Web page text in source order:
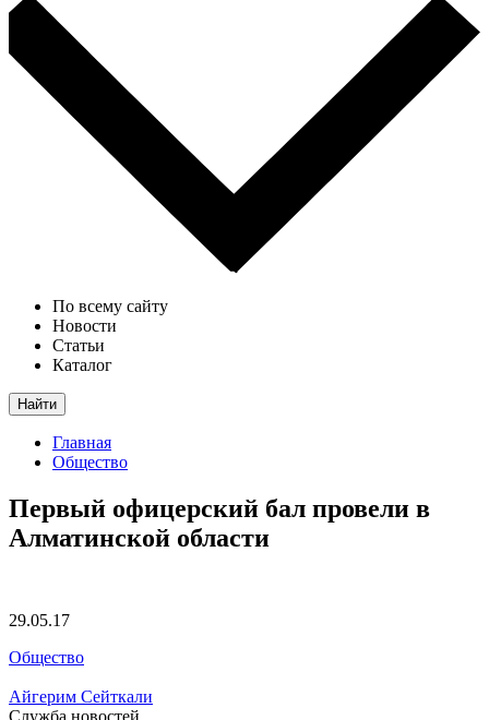
По всему сайту
Новости
Статьи
Каталог
Найти
Главная
Общество
Первый офицерский бал провели в
Алматинской области
29.05.17
Общество
Айгерим Сейткали